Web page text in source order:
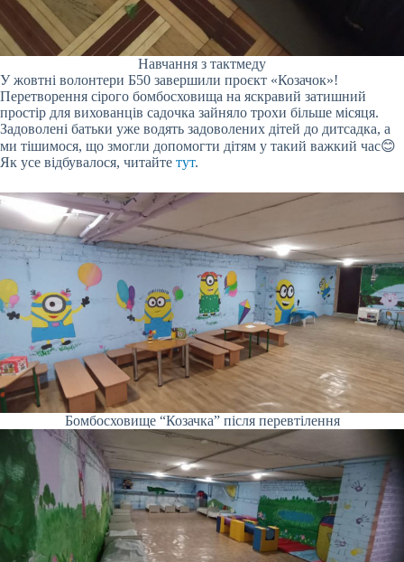
Навчання з тактмеду
У жовтні волонтери Б50 завершили проєкт «Козачок»!
Перетворення сірого бомбосховища на яскравий затишний
простір для вихованців садочка зайняло трохи більше місяця.
Задоволені батьки уже водять задоволених дітей до дитсадка, а
ми тішимося, що змогли допомогти дітям у такий важкий час😊
Як усе відбувалося, читайте тут.
Бомбосховище “Козачка” після перевтілення